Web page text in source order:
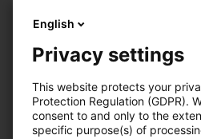
English
Privacy settings
This website protects your
Protection Regulation (GDPR).
consent to and only to the
specific purpose(s) of